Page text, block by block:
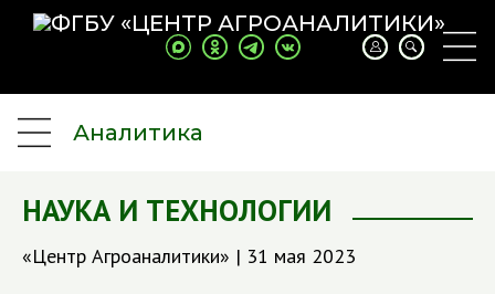
Аналитика
НАУКА И ТЕХНОЛОГИИ
«Центр Агроаналитики» | 31 мая 2023